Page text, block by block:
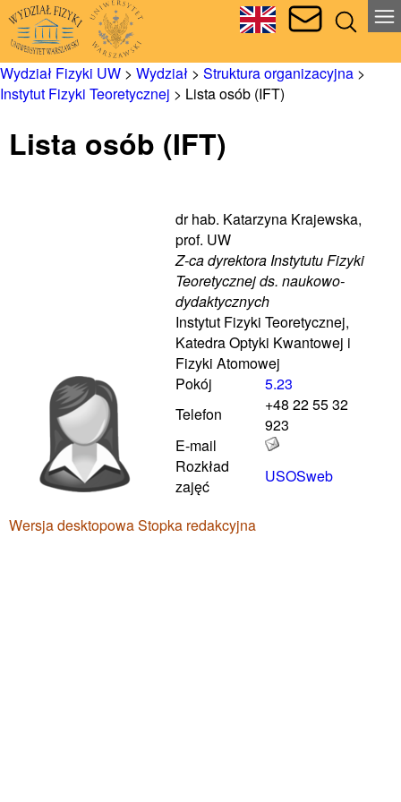
Wydział Fizyki UW > Wydział > Struktura organizacyjna >
Instytut Fizyki Teoretycznej > Lista osób (IFT)
Lista osób (IFT)
dr hab. Katarzyna Krajewska,
prof. UW
Z-ca dyrektora Instytutu Fizyki
Teoretycznej ds. naukowo-
dydaktycznych
Instytut Fizyki Teoretycznej,
Katedra Optyki Kwantowej i
Fizyki Atomowej
Pokój
5.23
Telefon
+48 22 55 32
923
E-mail
Rozkład
zajęć
USOSweb
Wersja desktopowaStopka redakcyjna